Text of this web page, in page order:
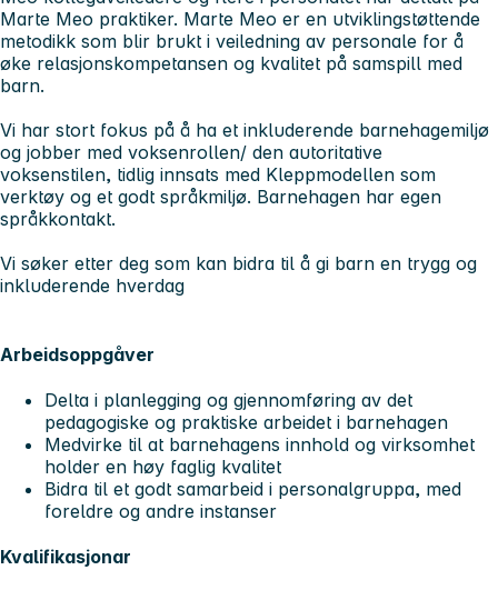
Marte Meo praktiker. Marte Meo er en utviklingstøttende
metodikk som blir brukt i veiledning av personale for å
øke relasjonskompetansen og kvalitet på samspill med
barn.
Vi har stort fokus på å ha et inkluderende barnehagemiljø
og jobber med voksenrollen/ den autoritative
voksenstilen, tidlig innsats med Kleppmodellen som
verktøy og et godt språkmiljø. Barnehagen har egen
språkkontakt.
Vi søker etter deg som kan bidra til å gi barn en trygg og
inkluderende hverdag
Arbeidsoppgåver
Delta i planlegging og gjennomføring av det
pedagogiske og praktiske arbeidet i barnehagen
Medvirke til at barnehagens innhold og virksomhet
holder en høy faglig kvalitet
Bidra til et godt samarbeid i personalgruppa, med
foreldre og andre instanser
Kvalifikasjonar